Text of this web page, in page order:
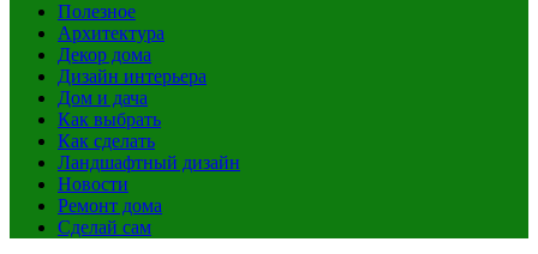
Полезное
Архитектура
Декор дома
Дизайн интерьера
Дом и дача
Как выбрать
Как сделать
Ландшафтный дизайн
Новости
Ремонт дома
Сделай сам